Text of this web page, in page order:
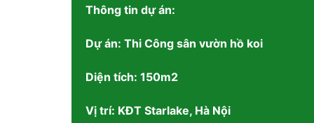
Thông tin dự án:
Dự án: Thi Công sân vườn hồ koi
Diện tích: 150m2
Vị trí: KĐT Starlake, Hà Nội